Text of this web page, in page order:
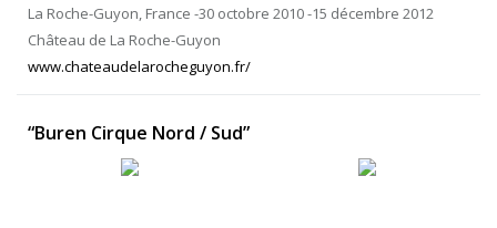
La Roche-Guyon, France -30 octobre 2010 -15 décembre 2012
Château de La Roche-Guyon
www.chateaudelarocheguyon.fr/
“Buren Cirque Nord / Sud”